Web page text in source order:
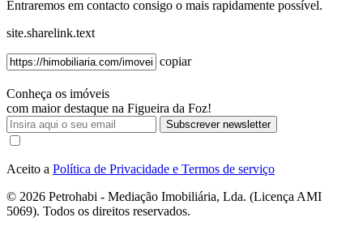
Entraremos em contacto consigo o mais rapidamente possível.
site.sharelink.text
copiar
Conheça os imóveis
com maior destaque na Figueira da Foz!
Subscrever newsletter
Aceito a Política de Privacidade e Termos de serviço
© 2026 Petrohabi - Mediação Imobiliária, Lda. (Licença AMI
5069). Todos os direitos reservados.